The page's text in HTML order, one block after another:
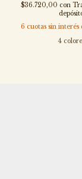
$36.720,00 con
6 cuotas sin interés
4